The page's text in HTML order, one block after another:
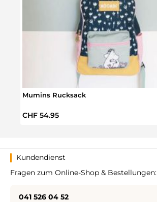
Mumins Rucksack
Regulärer Preis:
CHF 54.95
Kundendienst
Fragen zum Online-Shop & Bestellungen:
041 526 04 52